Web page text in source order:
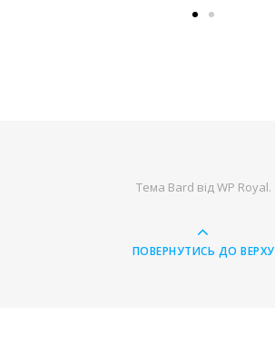
Тема Bard відWP Royal.
ПОВЕРНУТИСЬ ДО ВЕРХУ